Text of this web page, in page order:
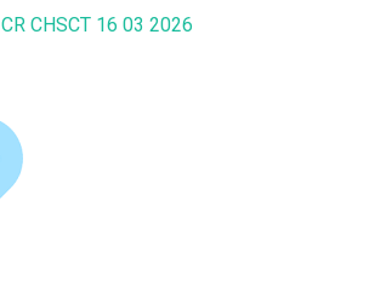
CR CHSCT 16 03 2026